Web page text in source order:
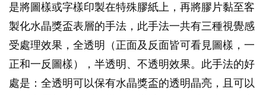
是將圖樣或字樣印製在特殊膠紙上，再將膠片黏至客
製化水晶獎盃表層的手法，此手法一共有三種視覺感
受處理效果，全透明（正面及反面皆可看見圖樣，一
正和一反圖樣），半透明、不透明效果。此手法的好
處是：全透明可以保有水晶獎盃的透明晶亮，且可以